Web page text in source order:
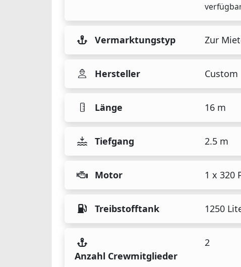
Vermarktungstyp Zur
Hersteller Custom
Länge 16 m
Tiefgang 2.5 m
Motor 1 x 320
Treibstofftank 1250
Anzahl Crewmitglieder
2